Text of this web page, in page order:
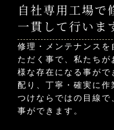
自社専用工場で
一貫して行いま
修理・メンテナンス
ただく事で、私たち
様な存在になる事がで
配り、丁寧・確実に作
つけならではの目線で
事ができます。